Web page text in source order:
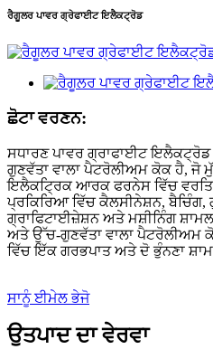
ਰੈਗੂਲਰ ਪਾਵਰ ਗ੍ਰੇਫਾਈਟ ਇਲੈਕਟ੍ਰੋਡ
ਛੋਟਾ ਵਰਣਨ:
ਸਧਾਰਣ ਪਾਵਰ ਗ੍ਰਾਫਾਈਟ ਇਲੈਕਟ੍ਰੋਡ
ਗੁਣਵੱਤਾ ਵਾਲਾ ਪੈਟਰੋਲੀਅਮ ਕੋਕ ਹੈ, ਜੋ
ਇਲੈਕਟ੍ਰਿਕ ਆਰਕ ਫਰਨੇਸ ਵਿੱਚ
ਪ੍ਰਕਿਰਿਆ ਵਿੱਚ ਕੈਲਸੀਨੇਸ਼ਨ, ਬੈਚਿੰਗ,
ਗ੍ਰਾਫਿਟਾਈਜ਼ੇਸ਼ਨ ਅਤੇ ਮਸ਼ੀਨਿੰਗ
ਅਤੇ ਉੱਚ-ਗੁਣਵੱਤਾ ਵਾਲਾ ਪੈਟਰੋਲੀਅਮ
ਵਿੱਚ ਇੱਕ ਗਰਭਪਾਤ ਅਤੇ ਦੋ ਭੁੰਨਣਾ
ਸਾਨੂੰ ਈਮੇਲ ਭੇਜੋ
ਉਤਪਾਦ ਦਾ ਵੇਰਵਾ